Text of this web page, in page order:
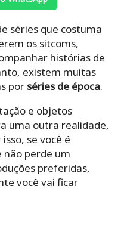
séries que costuma
os sitcoms,
histórias de
existem muitas
por séries de época.
e objetos
uma outra realidade,
se você é
não perde um
preferidas,
você vai ficar